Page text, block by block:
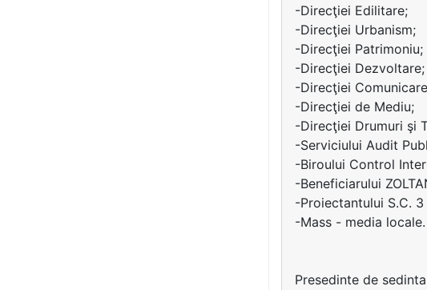
-Direcţiei Edilitare;
-Direcţiei Urbanism;
-Direcţiei Patrimoniu;
-Direcţiei Dezvoltare;
-Direcţiei
-Direcţiei de Mediu;
-Direcţiei Drumuri şi
-Serviciului Audit
-Biroului Control
-Beneficiarului
-Proiectantului S.C. 3
-Mass - media locale.
Presedinte de sedinta